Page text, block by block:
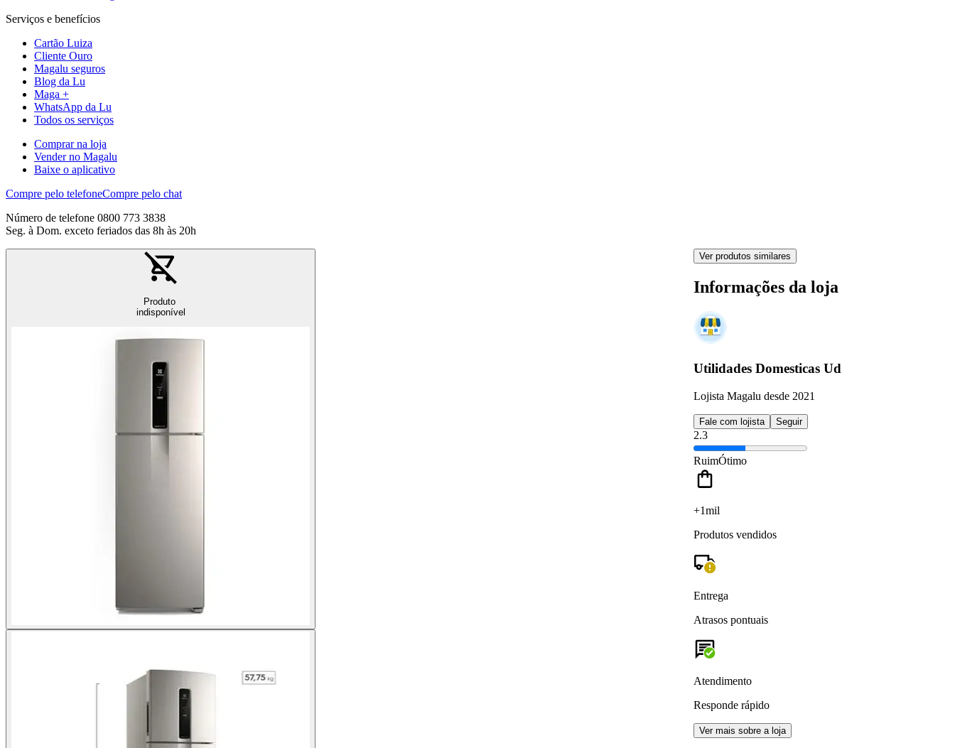
Serviços e benefícios
Cartão Luiza
Cliente Ouro
Magalu seguros
Blog da Lu
Maga +
WhatsApp da Lu
Todos os serviços
Comprar na loja
Vender no Magalu
Baixe o aplicativo
Compre pelo telefoneCompre pelo chat
Número de telefone 0800 773 3838
Seg. à Dom. exceto feriados das 8h às 20h
Produto
indisponível
Ver produtos similares
Informações da loja
Utilidades Domesticas Ud
Lojista Magalu desde 2021
Fale com lojista Seguir
2.3
RuimÓtimo
+1mil
Produtos vendidos
Entrega
Atrasos pontuais
Atendimento
Responde rápido
Ver mais sobre a loja